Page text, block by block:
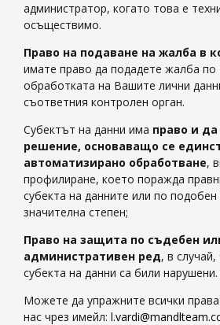
администратор, когато това е
осъществимо.
Право на подаване на жалба в
имате право да подадете жалба
обработката на Вашите лични
съответния контролен орган.
Субектът на данни има право и
решение, основаващо се
автоматизирано обработване,
профилиране, което поражда
субекта на данните или по подобен
значителна степен;
Право на защита по съдебен
административен ред, в
субекта на данни са били нарушени.
Можете да упражните всички
нас чрез имейл: